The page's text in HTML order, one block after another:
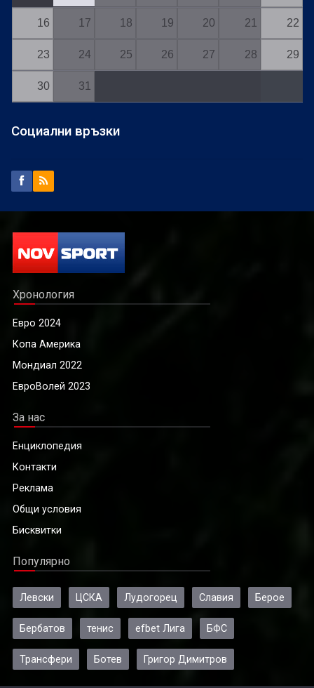
16 17 18 19 20 21 22
23 24 25 26 27 28 29
30 31
Социални връзки
Хронология
Евро 2024
Копа Америка
Мондиал 2022
ЕвроВолей 2023
За нас
Енциклопедия
Контакти
Реклама
Общи условия
Бисквитки
Популярно
Левски ЦСКА Лудогорец Славия Берое
Бербатов тенис efbet Лига БФС
Трансфери Ботев Григор Димитров